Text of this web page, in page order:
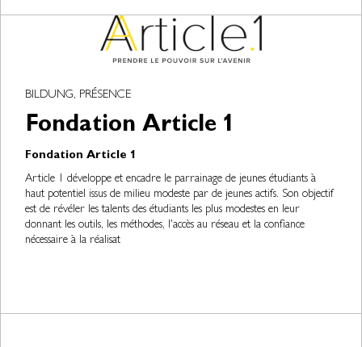
BILDUNG, PRÉSENCE
Fondation Article 1
Fondation Article 1
Article 1 développe et encadre le parrainage de jeunes étudiants à
haut potentiel issus de milieu modeste par de jeunes actifs. Son objectif
est de révéler les talents des étudiants les plus modestes en leur
donnant les outils, les méthodes, l'accès au réseau et la confiance
nécessaire à la réalisat